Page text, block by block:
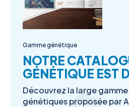
Gamme génétique
NOTRE
GÉNÉTIQUE EST
Découvrez la large gamme
génétiques proposée par